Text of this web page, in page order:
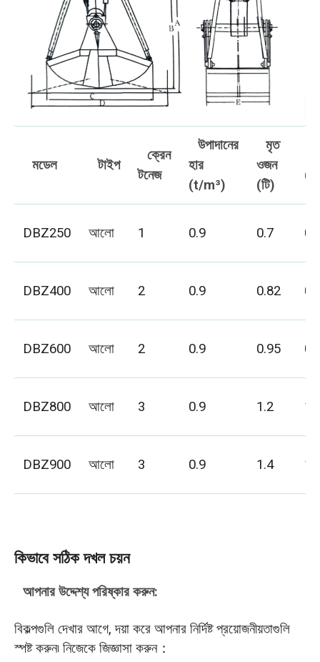
মডেল টাইপ
ক্রেন
টনেজ
উপাদানের
হার
(t/m³)
মৃত
ওজন
(টি)
DBZ250 আলো 1 0.9 0.7
DBZ400 আলো 2 0.9 0.82
DBZ600 আলো 2 0.9 0.95
DBZ800 আলো 3 0.9 1.2 1
DBZ900 আলো 3 0.9 1.4
কিভাবে সঠিক দখল চয়ন
আপনার উদ্দেশ্য পরিষ্কার করুন:
বিকল্পগুলি দেখার আগে, দয়া করে আপনার নির্দিষ্ট প্রয়োজনীয়তাগুলি
স্পষ্ট করুন৷ নিজেকে জিজ্ঞাসা করুন：